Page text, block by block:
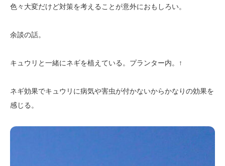
色々大変だけど対策を考えることが意外におもしろい。
余談の話。
キュウリと一緒にネギを植えている。プランター内。↑
ネギ効果でキュウリに病気や害虫が付かないからかなりの効果を
感じる。